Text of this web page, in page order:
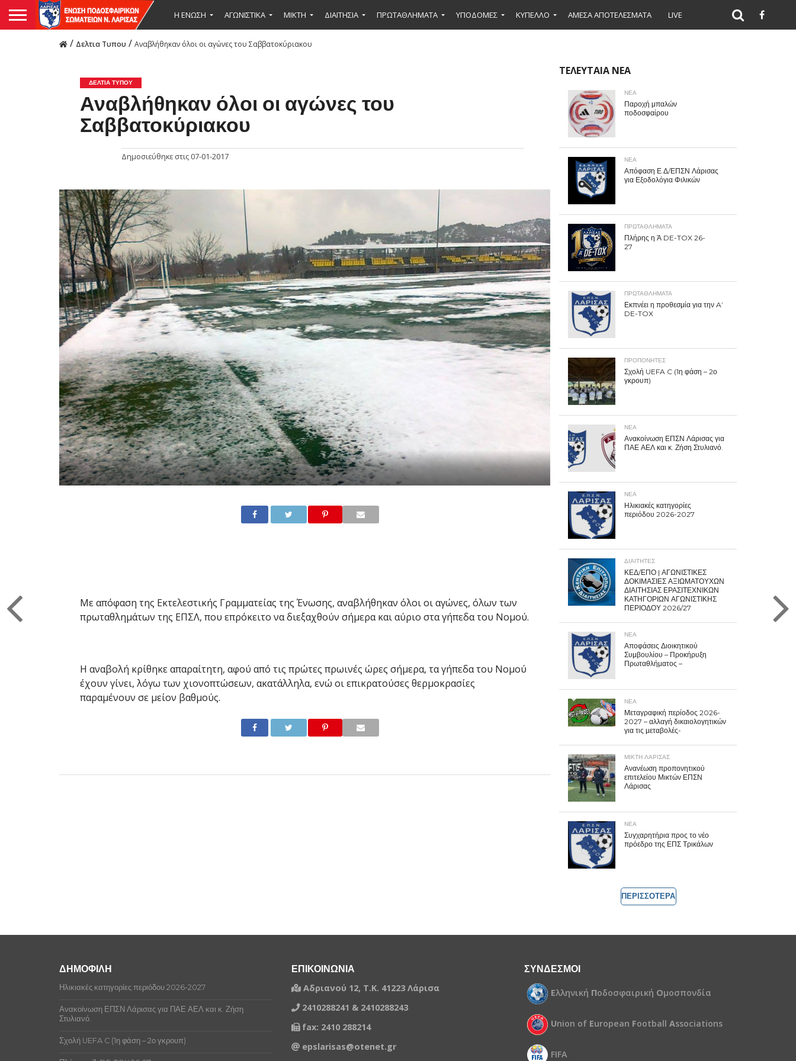
Η ΕΝΩΣΗ ΑΓΩΝΙΣΤΙΚΑ ΜΙΚΤΉ ΔΙΑΙΤΗΣΙΑ ΠΡΩΤΑΘΛΗΜΑΤΑ ΥΠΟΔΟΜΕΣ ΚΥΠΕΛΛΟ ΑΜΕΣΑ ΑΠΟΤΕΛΕΣΜΑΤΑ LIVE
/ Δελτια Τυπου / Αναβλήθηκαν όλοι οι αγώνες του Σαββατοκύριακου
ΔΕΛΤΙΑ ΤΥΠΟΥ
Αναβλήθηκαν όλοι οι αγώνες του
Σαββατοκύριακου
Δημοσιεύθηκε στις 07-01-2017
Με απόφαση της Εκτελεστικής Γραμματείας της Ένωσης, αναβλήθηκαν όλοι οι αγώνες, όλων των
πρωταθλημάτων της ΕΠΣΛ, που επρόκειτο να διεξαχθούν σήμερα και αύριο στα γήπεδα του Νομού.
Η αναβολή κρίθηκε απαραίτητη, αφού από τις πρώτες πρωινές ώρες σήμερα, τα γήπεδα του Νομού
έχουν γίνει, λόγω των χιονοπτώσεων, ακατάλληλα, ενώ οι επικρατούσες θερμοκρασίες
παραμένουν σε μείον βαθμούς.
ΤΕΛΕΥΤΑΙΑ ΝΕΑ
ΝΕΑ
Παροχή μπαλών
ποδοσφαίρου
ΝΕΑ
Απόφαση Ε.Δ/ΕΠΣΝ Λάρισας
για Εξοδολόγια Φιλικών
ΠΡΩΤΑΘΛΉΜΑΤΑ
Πλήρης η Ά DE-TOX 26-
27
ΠΡΩΤΑΘΛΉΜΑΤΑ
Εκπνέει η προθεσμία για την A’
DE-TOX
ΠΡΟΠΟΝΗΤΈΣ
Σχολή UEFA C (1η φάση – 2ο
γκρουπ)
ΝΕΑ
Ανακοίνωση ΕΠΣΝ Λάρισας για
ΠΑΕ ΑΕΛ και κ. Ζήση Στυλιανό.
ΝΕΑ
Ηλικιακές κατηγορίες
περιόδου 2026-2027
ΔΙΑΙΤΗΤΕΣ
ΚΕΔ/ΕΠΟ | ΑΓΩΝΙΣΤΙΚΕΣ
ΔΟΚΙΜΑΣΙΕΣ ΑΞΙΩΜΑΤΟΥΧΩΝ
ΔΙΑΙΤΗΣΙΑΣ ΕΡΑΣΙΤΕΧΝΙΚΩΝ
ΚΑΤΗΓΟΡΙΩΝ ΑΓΩΝΙΣΤΙΚΗΣ
ΠΕΡΙΟΔΟΥ 2026/27
ΝΕΑ
Αποφάσεις Διοικητικού
Συμβουλίου – Προκήρυξη
Πρωταθλήματος –
ΝΕΑ
Μεταγραφική περίοδος 2026-
2027 – αλλαγή δικαιολογητικών
για τις μεταβολές-
ΜΙΚΤΗ ΛΑΡΙΣΑΣ
Ανανέωση προπονητικού
επιτελείου Μικτών ΕΠΣΝ
Λάρισας
ΝΕΑ
Συγχαρητήρια προς το νέο
πρόεδρο της ΕΠΣ Τρικάλων
ΠΕΡΙΣΣΟΤΕΡΑ
ΔΗΜΟΦΙΛΗ
Ηλικιακές κατηγορίες περιόδου 2026-2027
Ανακοίνωση ΕΠΣΝ Λάρισας για ΠΑΕ ΑΕΛ και κ. Ζήση
Στυλιανό.
Σχολή UEFA C (1η φάση – 2ο γκρουπ)
ΕΠΙΚΟΙΝΩΝΙΑ
Αδριανού 12, Τ.Κ. 41223 Λάρισα
2410288241 & 2410288243
fax: 2410 288214
epslarisas@otenet.gr
ΣΥΝΔΕΣΜΟΙ
Ελληνική Ποδοσφαιρική Ομοσπονδία
Union of European Football Associations
FIFA